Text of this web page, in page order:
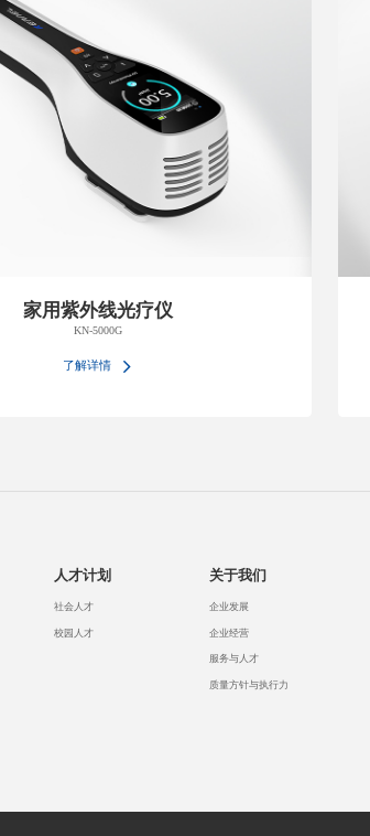
家用紫外线光疗仪
KN-5000G
了解详情
人才计划
社会人才
校园人才
关于我们
企业发展
企业经营
服务与人才
质量方针与执行力